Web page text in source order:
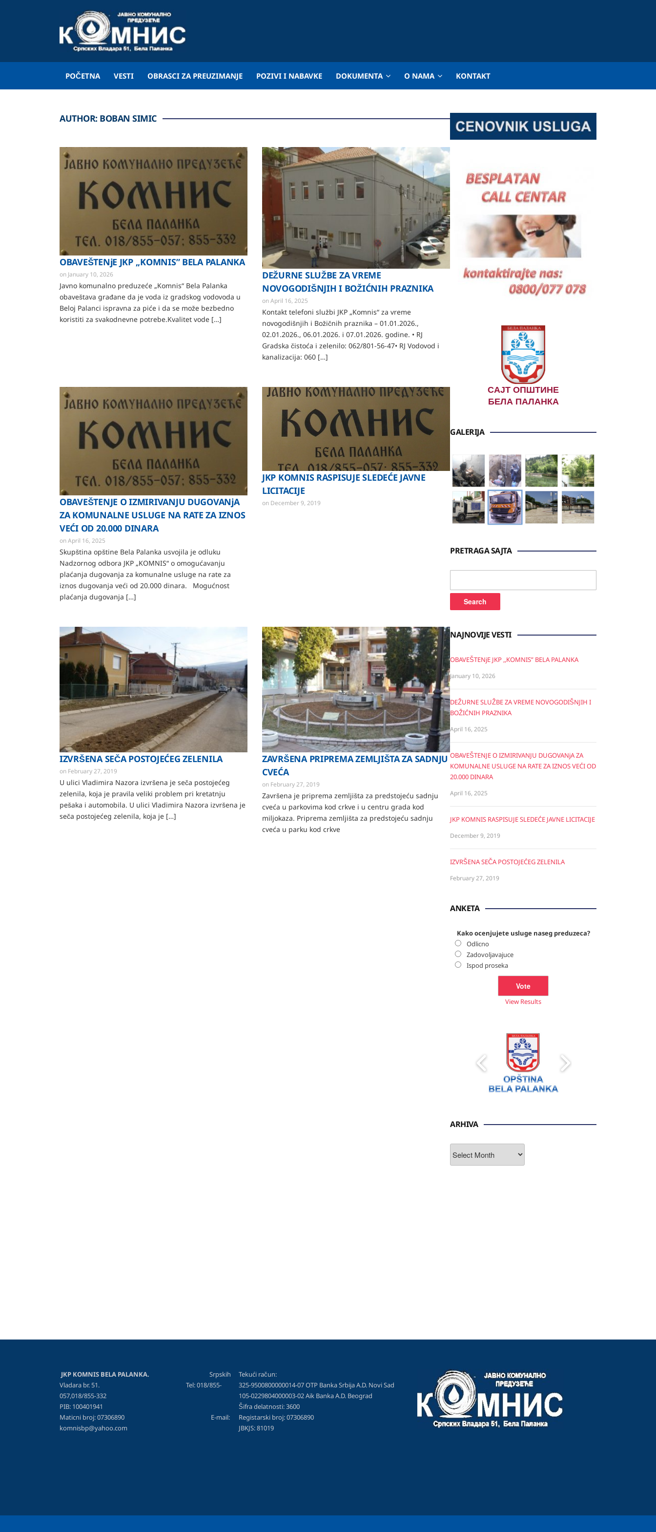
POČETNA VESTI OBRASCI ZA PREUZIMANJE POZIVI I NABAVKE DOKUMENTA O NAMA KONTAKT
AUTHOR: BOBAN SIMIC
OBAVEŠTENjE JKP ,,KOMNIS” BELA PALANKA
on January 10, 2026
Javno komunalno preduzeće „Komnis“ Bela Palanka
obaveštava građane da je voda iz gradskog vodovoda u
Beloj Palanci ispravna za piće i da se može bezbedno
koristiti za svakodnevne potrebe.Kvalitet vode […]
DEŽURNE SLUŽBE ZA VREME
NOVOGODIŠNJIH I BOŽIĆNIH PRAZNIKA
onApril 16, 2025
Kontakt telefoni službi JKP „Komnis“ za vreme
novogodišnjih i Božičnih praznika – 01.01.2026.,
02.01.2026., 06.01.2026. i 07.01.2026. godine. • RJ
Gradska čistoća i zelenilo: 062/801-56-47• RJ Vodovod i
kanalizacija: 060 […]
OBAVEŠTENJE O IZMIRIVANJU DUGOVANjA
ZA KOMUNALNE USLUGE NA RATE ZA IZNOS
VEĆI OD 20.000 DINARA
onApril 16, 2025
Skupština opštine Bela Palanka usvojila je odluku
Nadzornog odbora JKP „KOMNIS“ o omogućavanju
plaćanja dugovanja za komunalne usluge na rate za
iznos dugovanja veći od 20.000 dinara. Mogućnost
plaćanja dugovanja […]
JKP KOMNIS RASPISUJE SLEDEĆE JAVNE
LICITACIJE
on December 9, 2019
IZVRŠENA SEČA POSTOJEĆEG ZELENILA
on February 27, 2019
U ulici Vladimira Nazora izvršena je seča postojećeg
zelenila, koja je pravila veliki problem pri kretatnju
pešaka i automobila. U ulici Vladimira Nazora izvršena je
seča postojećeg zelenila, koja je […]
ZAVRŠENA PRIPREMA ZEMLJIŠTA ZA SADNJU
CVEĆA
on February 27, 2019
Završena je priprema zemljišta za predstojeću sadnju
cveća u parkovima kod crkve i u centru grada kod
miljokaza. Priprema zemljišta za predstojeću sadnju
cveća u parku kod crkve
САЈТ ОПШТИНЕ
БЕЛА ПАЛАНКА
GALERIJA
PRETRAGA SAJTA
NAJNOVIJE VESTI
OBAVEŠTENjE JKP ,,KOMNIS” BELA PALANKA
January 10, 2026
DEŽURNE SLUŽBE ZA VREME NOVOGODIŠNJIH I
BOŽIĆNIH PRAZNIKA
April 16, 2025
OBAVEŠTENJE O IZMIRIVANJU DUGOVANjA ZA
KOMUNALNE USLUGE NA RATE ZA IZNOS VEĆI OD
20.000 DINARA
April 16, 2025
JKP KOMNIS RASPISUJE SLEDEĆE JAVNE LICITACIJE
December 9, 2019
IZVRŠENA SEČA POSTOJEĆEG ZELENILA
February 27, 2019
ANKETA
Kako ocenjujete usluge naseg preduzeca?
Odlicno
Zadovoljavajuce
Ispod proseka
View Results
ARHIVA
JKP KOMNIS BELA PALANKA. Srpskih
Vladara br. 51. Tel: 018/855-
057,018/855-332
PIB: 100401941
Maticni broj: 07306890 E-mail:
komnisbp@yahoo.com
Tekući račun:
325-9500800000014-07 OTP Banka Srbija A.D. Novi Sad
105-0229804000003-02 Aik Banka A.D. Beograd
Šifra delatnosti: 3600
Registarski broj: 07306890
JBKJS: 81019